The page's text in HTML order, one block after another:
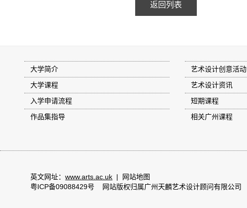
返回列表
大学简介
大学课程
入学申请流程
作品集指导
艺术设计创意活动
艺术设计资讯
短期课程
相关广州课程
英文网址：www.arts.ac.uk |
网站地图
粤ICP备09088429号 网站版权归属广州天麟艺术设计顾问有限公司